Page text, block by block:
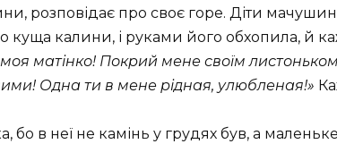
розповідає про своє горе. Діти
куща калини, і руками його обхопила, й
матінко! Покрий мене своїм
Одна ти в мене рідная, улюбленая!»
бо в неї не камінь у грудях був, а